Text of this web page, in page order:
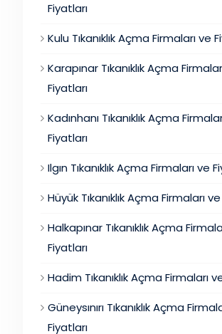
Fiyatları
Kulu Tıkanıklık Açma Firmaları ve
Karapınar Tıkanıklık Açma
Fiyatları
Kadınhanı Tıkanıklık Açma
Fiyatları
Ilgın Tıkanıklık Açma Firmaları ve
Hüyük Tıkanıklık Açma Firmaları
Halkapınar Tıkanıklık Açma
Fiyatları
Hadim Tıkanıklık Açma Firmaları
Güneysınırı Tıkanıklık Açma
Fiyatları